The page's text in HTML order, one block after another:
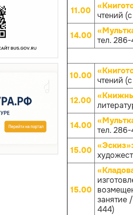
11.00
чтений
14.00 тел.
10.00 чтений
12.00
14.00 тел.
15.00
15.00
занятие
444)